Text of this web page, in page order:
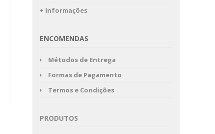
+ Informações
ENCOMENDAS
Métodos de Entrega
Formas de Pagamento
Termos e Condições
PRODUTOS